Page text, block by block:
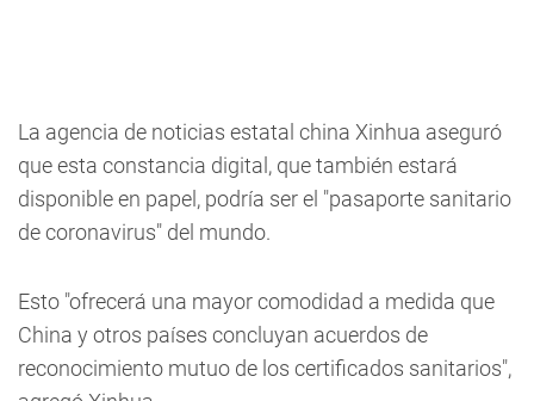
La agencia de noticias estatal china Xinhua aseguró
que esta constancia digital, que también estará
disponible en papel, podría ser el "pasaporte sanitario
de coronavirus" del mundo.
Esto "ofrecerá una mayor comodidad a medida que
China y otros países concluyan acuerdos de
reconocimiento mutuo de los certificados sanitarios",